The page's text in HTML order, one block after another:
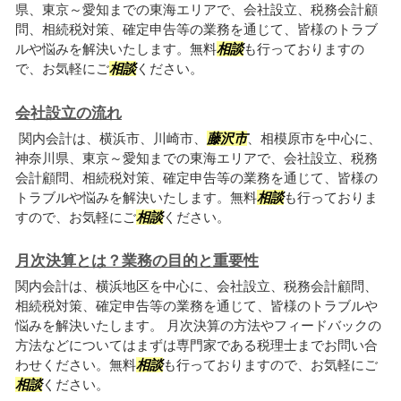
県、東京～愛知までの東海エリアで、会社設立、税務会計顧
問、相続税対策、確定申告等の業務を通じて、皆様のトラブ
ルや悩みを解決いたします。無料相談も行っておりますの
で、お気軽にご相談ください。
会社設立の流れ
関内会計は、横浜市、川崎市、 藤沢市、相模原市を中心に、
神奈川県、東京～愛知までの東海エリアで、会社設立、税務
会計顧問、相続税対策、確定申告等の業務を通じて、皆様の
トラブルや悩みを解決いたします。無料相談も行っておりま
すので、お気軽にご相談ください。
月次決算とは？業務の目的と重要性
関内会計は、横浜地区を中心に、会社設立、税務会計顧問、
相続税対策、確定申告等の業務を通じて、皆様のトラブルや
悩みを解決いたします。 月次決算の方法やフィードバックの
方法などについてはまずは専門家である税理士までお問い合
わせください。無料相談も行っておりますので、お気軽にご
相談ください。